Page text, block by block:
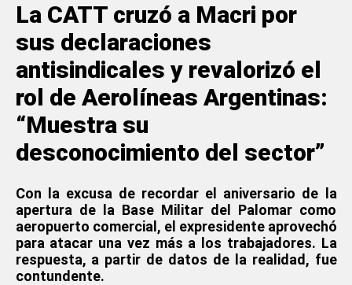
La CATT cruzó a Macri por
sus declaraciones
antisindicales y revalorizó el
rol de Aerolíneas Argentinas:
“Muestra su
desconocimiento del sector”
Con la excusa de recordar el aniversario de la
apertura de la Base Militar del Palomar como
aeropuerto comercial, el expresidente aprovechó
para atacar una vez más a los trabajadores. La
respuesta, a partir de datos de la realidad, fue
contundente.